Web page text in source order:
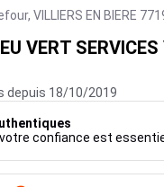
VILLIERS EN BIERE
VERT
depuis 18/10/2019